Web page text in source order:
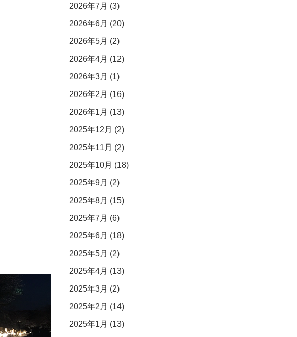
2026年7月 (3)
2026年6月 (20)
2026年5月 (2)
2026年4月 (12)
2026年3月 (1)
2026年2月 (16)
2026年1月 (13)
2025年12月 (2)
2025年11月 (2)
2025年10月 (18)
2025年9月 (2)
2025年8月 (15)
2025年7月 (6)
2025年6月 (18)
2025年5月 (2)
2025年4月 (13)
2025年3月 (2)
2025年2月 (14)
2025年1月 (13)